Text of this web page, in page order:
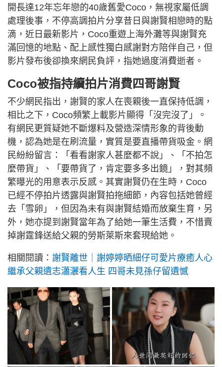
開長達12年忘年戀的40歲舊愛Coco，無視家屬低調
處理後事，不停高調拍片分享昔日與謝賢相戀時的點
滴，近日最新影片，Coco重遊上海外灘等與謝賢充
滿回憶的地點、配上感性獨白感謝對方陪伴自己，但
影片發布後卻換來網民負評，指她過度消費逝者。
Coco被指持續拍片消費四哥謝賢
不少網民指出，謝賢的家人在喪親後一直保持低調，
相比之下，Coco頻繁上載影片顯得「沒完沒了」。
有網民更質疑她不斷爆料及營造深情形象的背後動
機，認為她是在刷流量，實質是要直播帶貨吸金。網
民紛紛留言：「看看謝家人甚麼都不說」、「不拍怎
麼帶貨」、「要帶貨了，肯定要多多出鏡」，對其頻
繁曝光的用意表示反感。其實謝賢仍在生時，Coco
已經不停拍片透露與謝賢拍拖細節，內容包括她曾經
去「雪卵」，但因為未有與謝賢結婚而放棄生育，另
外，她亦提到謝賢當年為了給她一筆生活費，不惜賣
掉謝霆鋒送給父親的勞斯萊斯來套現給她。
相關閱讀： 謝賢離世｜謝婷婷晒細仔可愛片療癒人心
繼承父親遺志瀟灑看人生 四哥未見孫仔留遺憾